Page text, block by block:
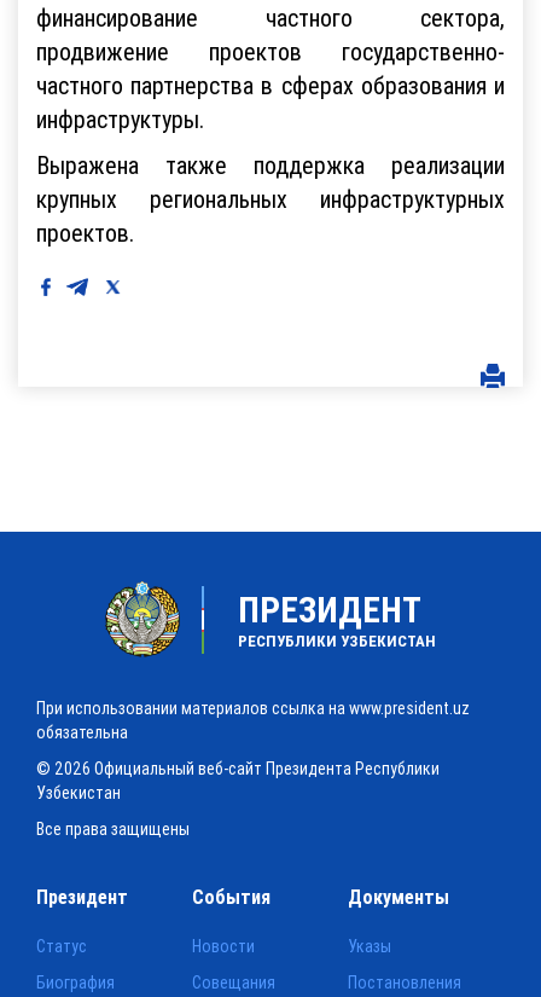
финансирование частного сектора,
продвижение проектов государственно-
частного партнерства в сферах образования и
инфраструктуры.
Выражена также поддержка реализации
крупных региональных инфраструктурных
проектов.
ПРЕЗИДЕНТ
РЕСПУБЛИКИ УЗБЕКИСТАН
При использовании материалов ссылка на www.president.uz
обязательна
© 2026 Официальный веб-сайт Президента Республики
Узбекистан
Все права защищены
Президент
Статус
Биография
События
Новости
Совещания
Документы
Указы
Постановления